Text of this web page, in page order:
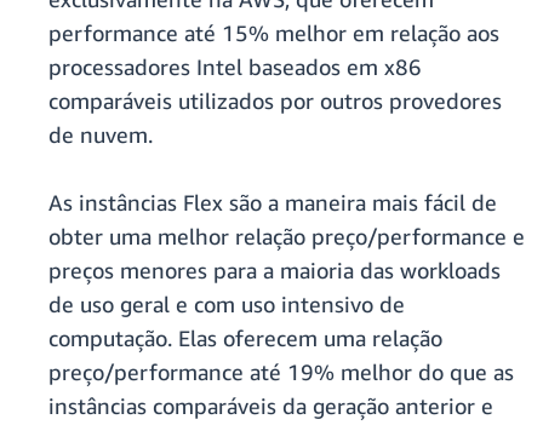
performance até 15% melhor em relação aos
processadores Intel baseados em x86
comparáveis utilizados por outros provedores
de nuvem.
As instâncias Flex são a maneira mais fácil de
obter uma melhor relação preço/performance e
preços menores para a maioria das workloads
de uso geral e com uso intensivo de
computação. Elas oferecem uma relação
preço/performance até 19% melhor do que as
instâncias comparáveis da geração anterior e